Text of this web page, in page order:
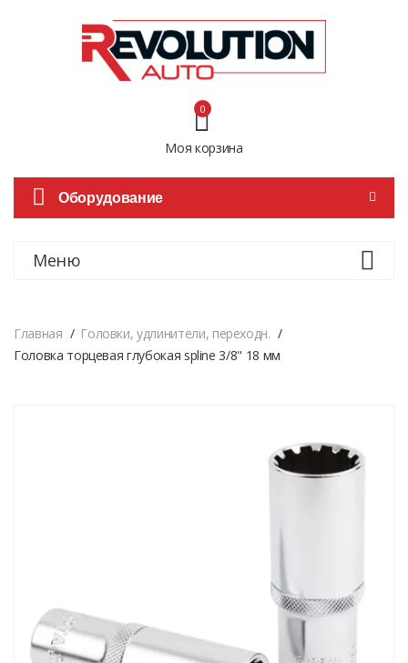
Моя корзина
0
Оборудование
Меню
Главная
Головки, удлинители, переходн.
Головка торцевая глубокая spline 3/8" 18 мм